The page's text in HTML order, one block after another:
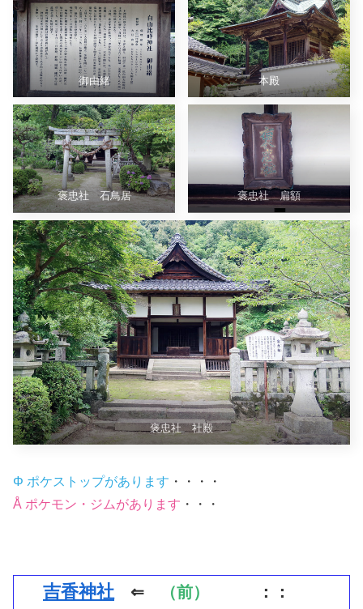
御由緒 本殿
褒忠社 石鳥居 褒忠社 扁額
褒忠社 社殿
Φ ポケストップがあります ・・・・
Å ポケモン・ジムがあります ・・・
吉香神社 ⇐ （前）
：：